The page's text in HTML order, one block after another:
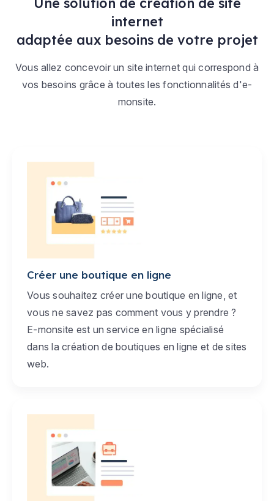
internet
adaptée aux besoins de votre projet
Vous allez concevoir un site internet qui correspond à
vos besoins grâce à toutes les fonctionnalités d'e-
monsite.
Créer une boutique en ligne
Vous souhaitez créer une boutique en ligne, et
vous ne savez pas comment vous y prendre ?
E-monsite est un service en ligne spécialisé
dans la création de boutiques en ligne et de sites
web.